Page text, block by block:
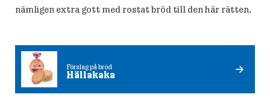
nämligen extra gott med rostat bröd till den här rätten.
Förslag på bröd
Hällakaka